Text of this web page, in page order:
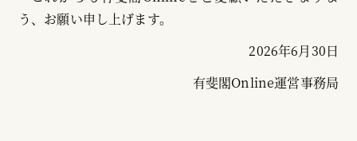
う、お願い申し上げます。
2026年6月30日
有斐閣Online運営事務局